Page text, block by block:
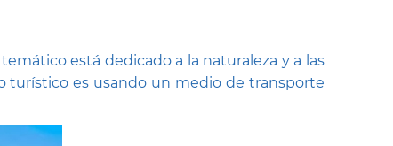
está dedicado a la naturaleza y a las
turístico es usando un medio de transporte